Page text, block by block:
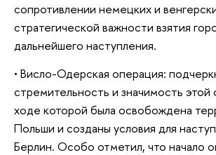
сопротивлении немецких и
стратегической важности взятия
дальнейшего наступления.
• Висло-Одерская операция:
стремительность и значимость этой
ходе которой была освобождена
Польши и созданы условия для
Берлин. Особо отметил, что начало